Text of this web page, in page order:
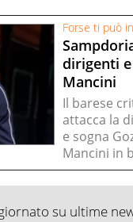
Forse ti può
dirigenti
Mancini
Il barese
attacca la
e sogna
Mancini in
su ultime